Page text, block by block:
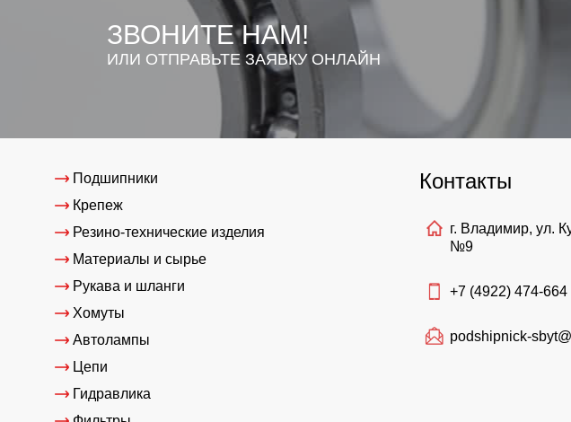
ЗВОНИТЕ НАМ!
ИЛИ ОТПРАВЬТЕ ЗАЯВКУ ОНЛАЙН
Подшипники
Крепеж
Резино-технические изделия
Материалы и сырье
Рукава и шланги
Хомуты
Автолампы
Цепи
Гидравлика
Контакты
г. Владимир, ул.
№9
+7 (4922) 474-664
podshipnick-